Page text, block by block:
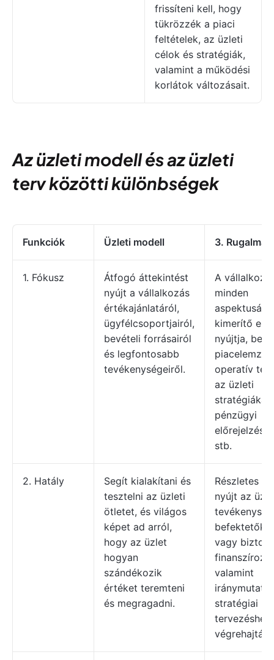
frissíteni kell, hogy
tükrözzék a piaci
feltételek, az üzleti
célok és stratégiák,
valamint a működési
korlátok változásait.
Az üzleti modell és az üzleti
terv közötti különbségek
Funkciók Üzleti modell 3.
1. Fókusz
Átfogó áttekintést
nyújt a vállalkozás
értékajánlatáról,
ügyfélcsoportjairól,
bevételi forrásairól
és legfontosabb
tevékenységeiről.
A
minden
kimerítő
nyújtja,
operatív
az üzleti
pénzügyi
stb.
2. Hatály
Segít kialakítani és
tesztelni az üzleti
ötletet, és világos
képet ad arról,
hogy az üzlet
hogyan
szándékozik
értéket teremteni
és megragadni.
Részletes
nyújt az
vagy
valamint
stratégiai
tervezéshez